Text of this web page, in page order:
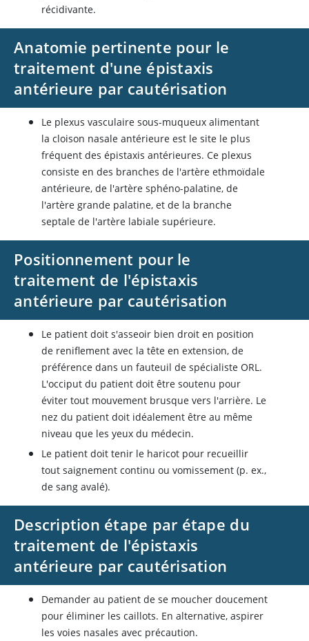
récidivante.
Anatomie pertinente pour le
traitement d'une épistaxis
antérieure par cautérisation
Le plexus vasculaire sous-muqueux alimentant
la cloison nasale antérieure est le site le plus
fréquent des épistaxis antérieures. Ce plexus
consiste en des branches de l'artère ethmoïdale
antérieure, de l'artère sphéno-palatine, de
l'artère grande palatine, et de la branche
septale de l'artère labiale supérieure.
Positionnement pour le
traitement de l'épistaxis
antérieure par cautérisation
Le patient doit s'asseoir bien droit en position
de reniflement avec la tête en extension, de
préférence dans un fauteuil de spécialiste ORL.
L'occiput du patient doit être soutenu pour
éviter tout mouvement brusque vers l'arrière. Le
nez du patient doit idéalement être au même
niveau que les yeux du médecin.
Le patient doit tenir le haricot pour recueillir
tout saignement continu ou vomissement (p. ex.,
de sang avalé).
Description étape par étape du
traitement de l'épistaxis
antérieure par cautérisation
Demander au patient de se moucher doucement
pour éliminer les caillots. En alternative, aspirer
les voies nasales avec précaution.